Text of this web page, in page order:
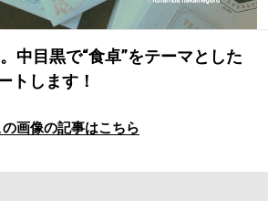
中目黒で“食卓”をテーマとした
トします！
の画像の記事はこちら